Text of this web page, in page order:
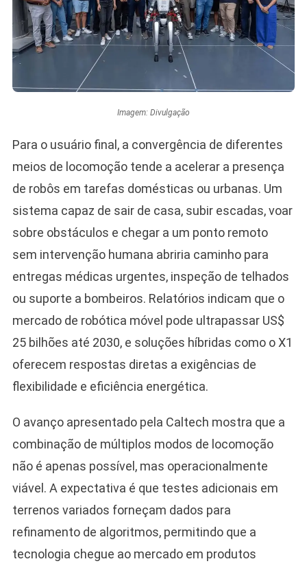
Imagem: Divulgação
Para o usuário final, a convergência de diferentes
meios de locomoção tende a acelerar a presença
de robôs em tarefas domésticas ou urbanas. Um
sistema capaz de sair de casa, subir escadas, voar
sobre obstáculos e chegar a um ponto remoto
sem intervenção humana abriria caminho para
entregas médicas urgentes, inspeção de telhados
ou suporte a bombeiros. Relatórios indicam que o
mercado de robótica móvel pode ultrapassar US$
25 bilhões até 2030, e soluções híbridas como o X1
oferecem respostas diretas a exigências de
flexibilidade e eficiência energética.
O avanço apresentado pela Caltech mostra que a
combinação de múltiplos modos de locomoção
não é apenas possível, mas operacionalmente
viável. A expectativa é que testes adicionais em
terrenos variados forneçam dados para
refinamento de algoritmos, permitindo que a
tecnologia chegue ao mercado em produtos